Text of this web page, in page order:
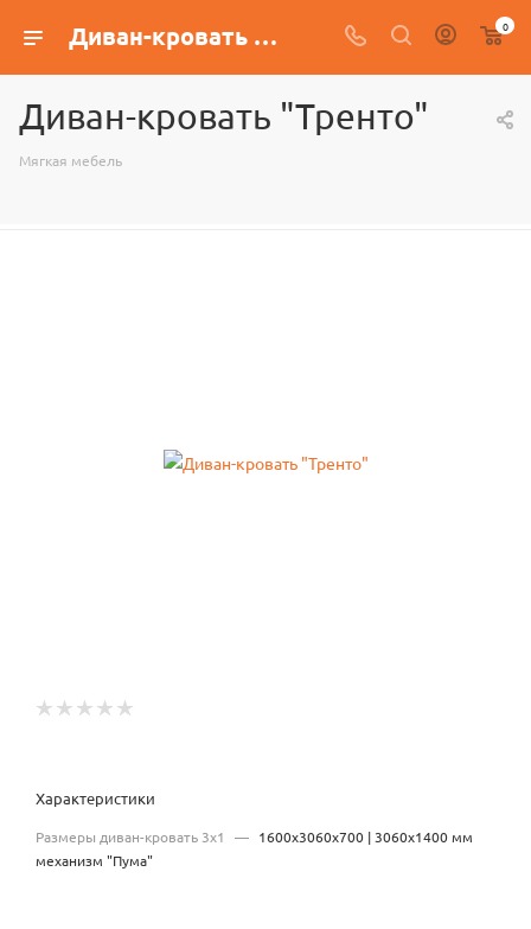
Диван-кровать "Тренто" 0
Диван-кровать "Тренто"
Мягкая мебель
Характеристики
Размеры диван-кровать 3х1 — 1600х3060х700 | 3060x1400 мм
механизм "Пума"